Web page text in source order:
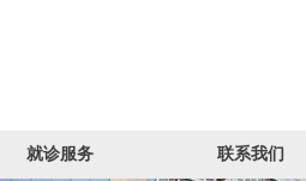
就诊服务 联系我们